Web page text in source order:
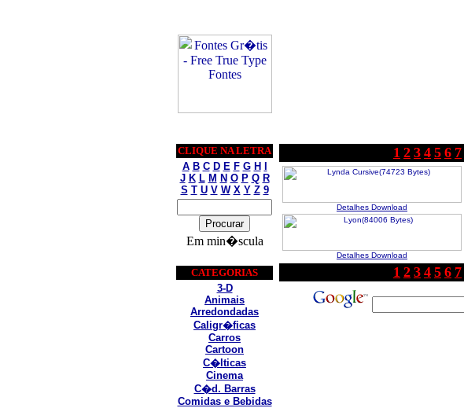
CLIQUE NA LETRA
A B C D E F G H
J K L M N O P Q R
S T U V W X Y Z 9
Em min�scula
CATEGORIAS
3-D
Animais
Arredondadas
Caligr�ficas
Carros
Cartoon
C�lticas
Cinema
C�d. Barras
Comidas e Bebidas
1 2 3 4 5 6 7
Detalhes Download
Detalhes Download
1 2 3 4 5 6 7